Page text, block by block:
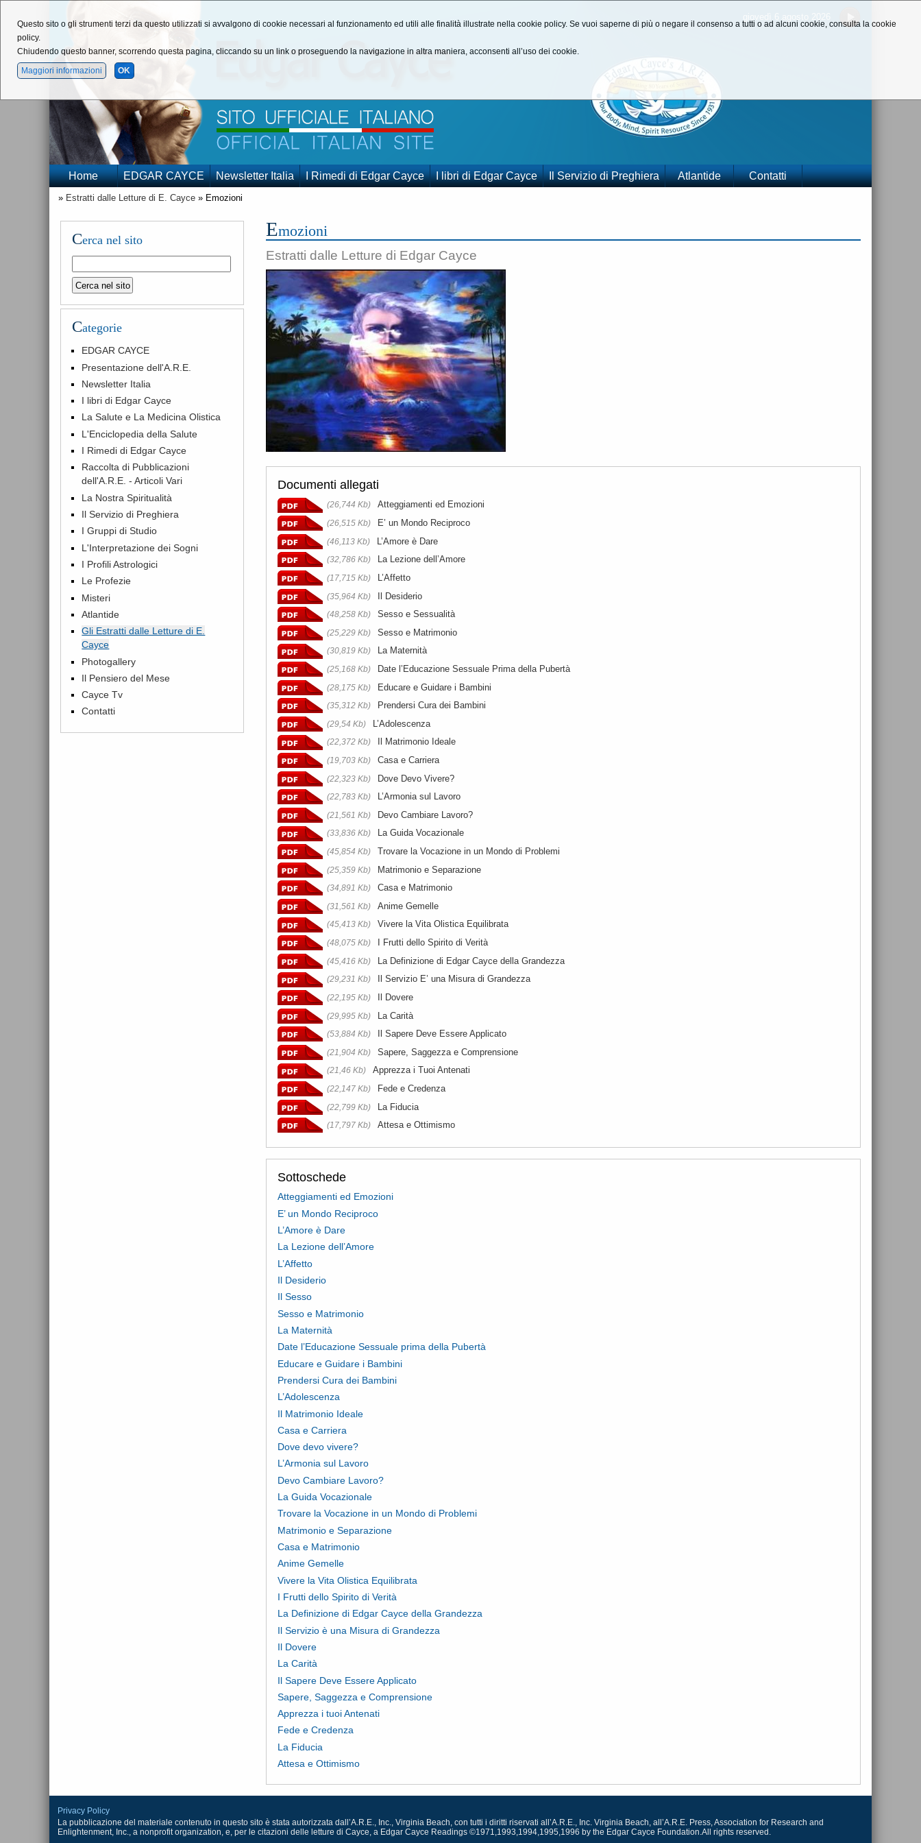
Home EDGAR CAYCE Newsletter Italia I Rimedi di Edgar Cayce I libri di Edgar Cayce Il Servizio di Preghiera Atlantide Contatti
» Estratti dalle Letture di E. Cayce » Emozioni
Emozioni
Estratti dalle Letture di Edgar Cayce
Documenti allegati
(26,744 Kb) Atteggiamenti ed Emozioni
(26,515 Kb) E’ un Mondo Reciproco
(46,113 Kb) L’Amore è Dare
(32,786 Kb) La Lezione dell’Amore
(17,715 Kb) L’Affetto
(35,964 Kb) Il Desiderio
(48,258 Kb) Sesso e Sessualità
(25,229 Kb) Sesso e Matrimonio
(30,819 Kb) La Maternità
(25,168 Kb) Date l’Educazione Sessuale Prima della Pubertà
(28,175 Kb) Educare e Guidare i Bambini
(35,312 Kb) Prendersi Cura dei Bambini
(29,54 Kb) L’Adolescenza
(22,372 Kb) Il Matrimonio Ideale
(19,703 Kb) Casa e Carriera
(22,323 Kb) Dove Devo Vivere?
(22,783 Kb) L’Armonia sul Lavoro
(21,561 Kb) Devo Cambiare Lavoro?
(33,836 Kb) La Guida Vocazionale
(45,854 Kb) Trovare la Vocazione in un Mondo di Problemi
(25,359 Kb) Matrimonio e Separazione
(34,891 Kb) Casa e Matrimonio
(31,561 Kb) Anime Gemelle
(45,413 Kb) Vivere la Vita Olistica Equilibrata
(48,075 Kb) I Frutti dello Spirito di Verità
(45,416 Kb) La Definizione di Edgar Cayce della Grandezza
(29,231 Kb) Il Servizio E’ una Misura di Grandezza
(22,195 Kb) Il Dovere
(29,995 Kb) La Carità
(53,884 Kb) Il Sapere Deve Essere Applicato
(21,904 Kb) Sapere, Saggezza e Comprensione
(21,46 Kb) Apprezza i Tuoi Antenati
(22,147 Kb) Fede e Credenza
(22,799 Kb) La Fiducia
(17,797 Kb) Attesa e Ottimismo
Sottoschede
Atteggiamenti ed Emozioni
E’ un Mondo Reciproco
L’Amore è Dare
La Lezione dell’Amore
L’Affetto
Il Desiderio
Il Sesso
Sesso e Matrimonio
La Maternità
Date l’Educazione Sessuale prima della Pubertà
Educare e Guidare i Bambini
Prendersi Cura dei Bambini
L’Adolescenza
Il Matrimonio Ideale
Casa e Carriera
Dove devo vivere?
L’Armonia sul Lavoro
Devo Cambiare Lavoro?
La Guida Vocazionale
Trovare la Vocazione in un Mondo di Problemi
Matrimonio e Separazione
Casa e Matrimonio
Anime Gemelle
Vivere la Vita Olistica Equilibrata
I Frutti dello Spirito di Verità
La Definizione di Edgar Cayce della Grandezza
Il Servizio è una Misura di Grandezza
Il Dovere
La Carità
Il Sapere Deve Essere Applicato
Sapere, Saggezza e Comprensione
Apprezza i tuoi Antenati
Fede e Credenza
La Fiducia
Attesa e Ottimismo
Cerca nel sito
Categorie
EDGAR CAYCE
Presentazione dell'A.R.E.
Newsletter Italia
I libri di Edgar Cayce
La Salute e La Medicina Olistica
L'Enciclopedia della Salute
I Rimedi di Edgar Cayce
Raccolta di Pubblicazioni
dell'A.R.E. - Articoli Vari
La Nostra Spiritualità
Il Servizio di Preghiera
I Gruppi di Studio
L'Interpretazione dei Sogni
I Profili Astrologici
Le Profezie
Misteri
Atlantide
Gli Estratti dalle Letture di E.
Cayce
Photogallery
Il Pensiero del Mese
Cayce Tv
Contatti
Privacy Policy
Questo sito o gli strumenti terzi da questo utilizzati si avvalgono di cookie necessari al funzionamento ed utili alle finalità illustrate nella cookie policy. Se vuoi saperne di più o negare il consenso a tutti o ad alcuni cookie, consulta la cookie
policy.
Chiudendo questo banner, scorrendo questa pagina, cliccando su un link o proseguendo la navigazione in altra maniera, acconsenti all’uso dei cookie.
Maggiori informazioni
OK
La pubblicazione del materiale contenuto in questo sito è stata autorizzata dall’A.R.E., Inc., Virginia Beach, con tutti i diritti riservati all’A.R.E., Inc. Virginia Beach, all’A.R.E. Press, Association for Research and
Enlightenment, Inc., a nonprofit organization, e, per le citazioni delle letture di Cayce, a Edgar Cayce Readings ©1971,1993,1994,1995,1996 by the Edgar Cayce Foundation.All rights reserved.